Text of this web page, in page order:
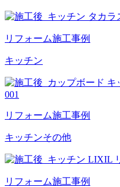
リフォーム施工事例
キッチン
リフォーム施工事例
キッチンその他
リフォーム施工事例